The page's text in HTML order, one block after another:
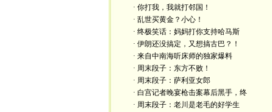
· 你打我，我就打邻国！
· 乱世买黄金？小心！
· 终极笑话：妈妈打你支持哈马斯
· 伊朗还没搞定，又想搞古巴？！
· 来自中南海听床师的独家爆料
· 周末段子：东方不败！
· 周末段子：萨利亚女郎
· 白宫记者晚宴枪击案幕后黑手，终
· 周末段子：老川是老毛的好学生